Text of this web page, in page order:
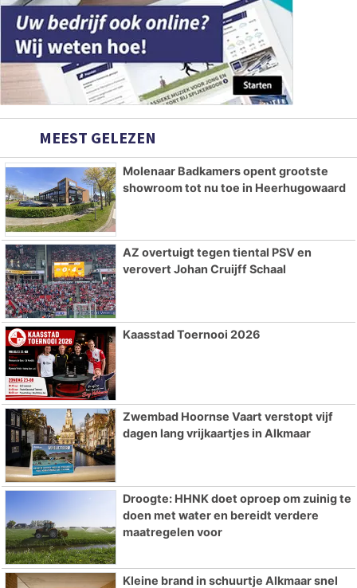
MEEST GELEZEN
Molenaar Badkamers opent grootste
showroom tot nu toe in Heerhugowaard
AZ overtuigt tegen tiental PSV en
verovert Johan Cruijff Schaal
Kaasstad Toernooi 2026
Zwembad Hoornse Vaart verstopt vijf
dagen lang vrijkaartjes in Alkmaar
Droogte: HHNK doet oproep om zuinig te
doen met water en bereidt verdere
maatregelen voor
Kleine brand in schuurtje Alkmaar snel